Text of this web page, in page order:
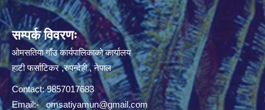
सम्पर्क विवरणः
ओमसतिया गाँउ कार्यपालिकाको कार्यालय
हाटी फर्साटिकर ,रुपन्देही , नेपाल
Contact: 9857017683
Email:-omsatiyamun@gmail.com